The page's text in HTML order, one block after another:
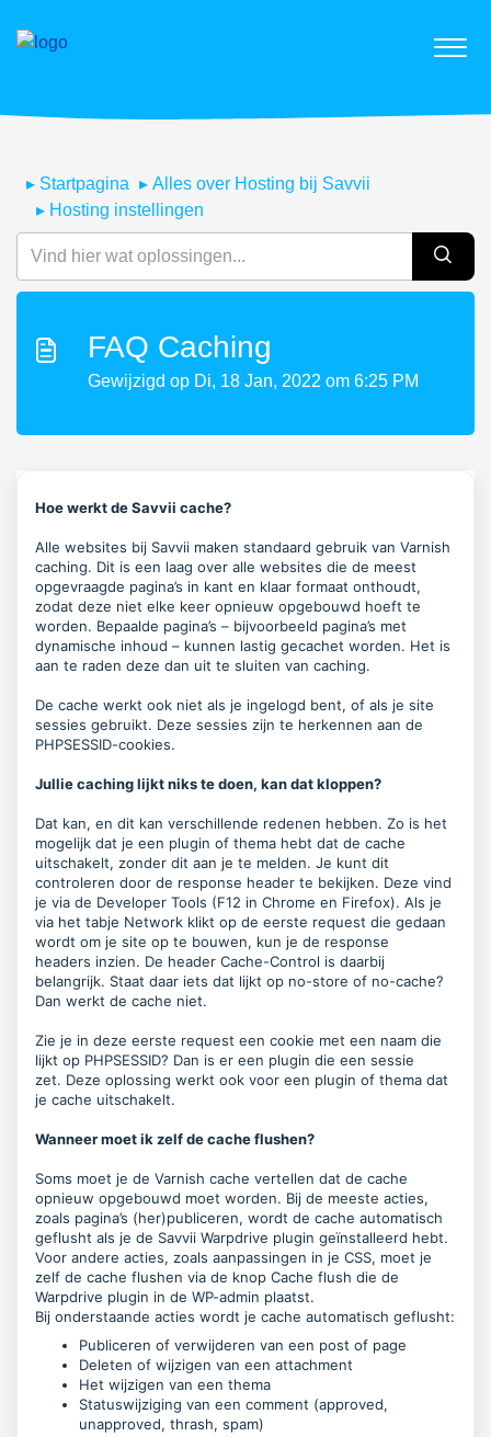
Startpagina
Alles over Hosting bij Savvii
Hosting instellingen
FAQ Caching
Gewijzigd op Di, 18 Jan, 2022 om 6:25 PM
Hoe werkt de Savvii cache?
Alle websites bij Savvii maken standaard gebruik van Varnish
caching. Dit is een laag over alle websites die de meest
opgevraagde pagina’s in kant en klaar formaat onthoudt,
zodat deze niet elke keer opnieuw opgebouwd hoeft te
worden. Bepaalde pagina’s – bijvoorbeeld pagina’s met
dynamische inhoud – kunnen lastig gecachet worden. Het is
aan te raden deze dan uit te sluiten van caching.
De cache werkt ook niet als je ingelogd bent, of als je site
sessies gebruikt. Deze sessies zijn te herkennen aan de
PHPSESSID-cookies.
Jullie caching lijkt niks te doen, kan dat kloppen?
Dat kan, en dit kan verschillende redenen hebben. Zo is het
mogelijk dat je een plugin of thema hebt dat de cache
uitschakelt, zonder dit aan je te melden. Je kunt dit
controleren door de response header te bekijken. Deze vind
je via de Developer Tools (F12 in Chrome en Firefox). Als je
via het tabje Network klikt op de eerste request die gedaan
wordt om je site op te bouwen, kun je de response
headers inzien. De header Cache-Control is daarbij
belangrijk. Staat daar iets dat lijkt op no-store of no-cache?
Dan werkt de cache niet.
Zie je in deze eerste request een cookie met een naam die
lijkt op PHPSESSID? Dan is er een plugin die een sessie
zet. Deze oplossing werkt ook voor een plugin of thema dat
je cache uitschakelt.
Wanneer moet ik zelf de cache flushen?
Soms moet je de Varnish cache vertellen dat de cache
opnieuw opgebouwd moet worden. Bij de meeste acties,
zoals pagina’s (her)publiceren, wordt de cache automatisch
geflusht als je de Savvii Warpdrive plugin geïnstalleerd hebt.
Voor andere acties, zoals aanpassingen in je CSS, moet je
zelf de cache flushen via de knop Cache flush die de
Warpdrive plugin in de WP-admin plaatst.
Bij onderstaande acties wordt je cache automatisch geflusht:
Publiceren of verwijderen van een post of page
Deleten of wijzigen van een attachment
Het wijzigen van een thema
Statuswijziging van een comment (approved,
unapproved, thrash, spam)